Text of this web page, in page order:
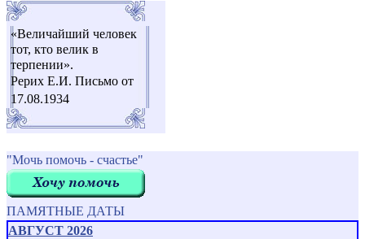
«Величайший человек
тот, кто велик в
терпении».
Рерих Е.И. Письмо от
17.08.1934
"Мочь помочь - счастье"
ПАМЯТНЫЕ ДАТЫ
АВГУСТ 2026